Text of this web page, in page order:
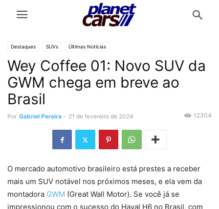
Destaques SUVs Últimas Notícias
Wey Coffee 01: Novo SUV da
GWM chega em breve ao
Brasil
Por Gabriel Pereira - 21 de fevereiro de 2024 12304
O mercado automotivo brasileiro está prestes a receber
mais um SUV notável nos próximos meses, e ela vem da
montadora GWM (Great Wall Motor). Se você já se
impressionou com o sucesso do Haval H6 no Brasil, com